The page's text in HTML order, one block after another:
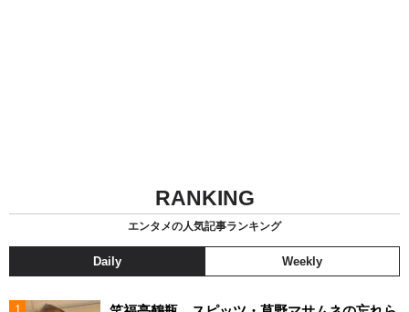
RANKING
エンタメの人気記事ランキング
Daily Weekly